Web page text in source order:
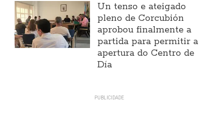
Un tenso e ateigado
pleno de Corcubión
aprobou finalmente a
partida para permitir a
apertura do Centro de
Día